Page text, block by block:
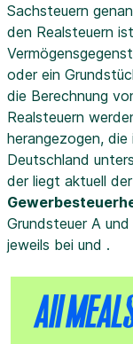
Sachsteuern
den Realsteuern
oder ein
die Berechnung
Realsteuern
herangezogen, die
Deutschland
der liegt aktuell der
Grundsteuer A
jeweils bei und .